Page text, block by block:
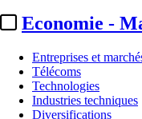
Economie -
Entreprises et
Télécoms
Technologies
Industries techniques
Diversifications